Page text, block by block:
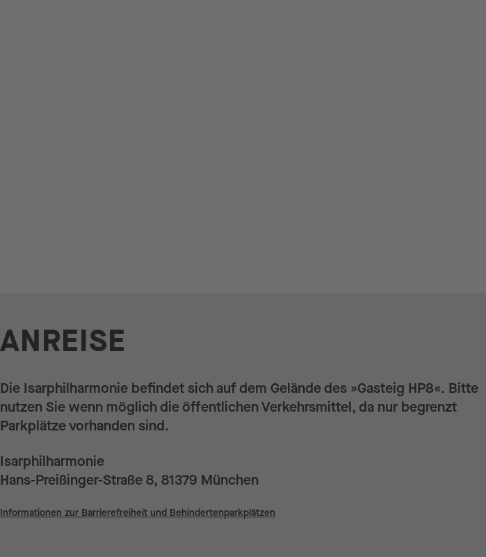
ANREISE
Die Isarphilharmonie befindet sich auf dem Gelände des »Gasteig HP8«. Bitte
nutzen Sie wenn möglich die öffentlichen Verkehrsmittel, da nur begrenzt
Parkplätze vorhanden sind.
Isarphilharmonie
Hans-Preißinger-Straße 8, 81379 München
Informationen zur Barrierefreiheit und Behindertenparkplätzen